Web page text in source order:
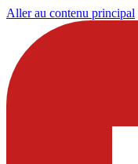
Aller au contenu principal